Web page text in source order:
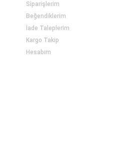
Siparişlerim
Beğendiklerim
İade Taleplerim
Kargo Takip
Hesabım